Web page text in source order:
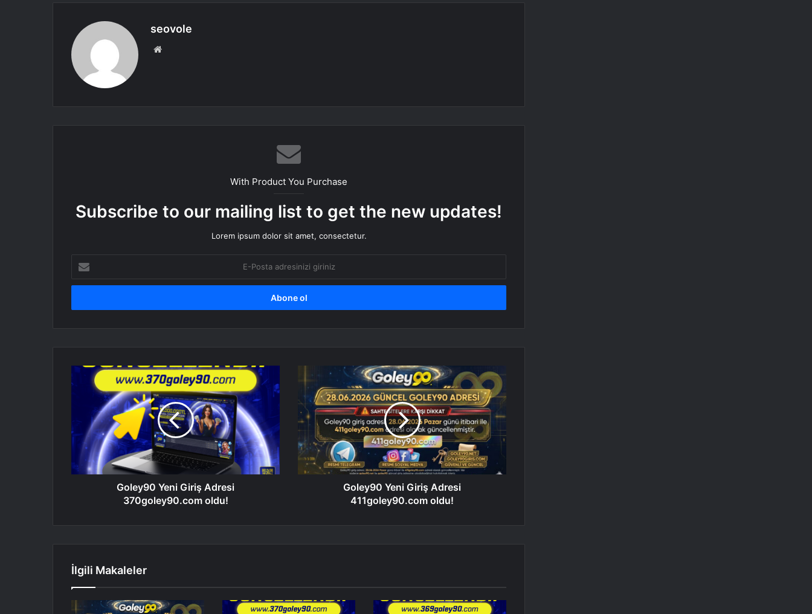
seovole
With Product You Purchase
Subscribe to our mailing list to get the new updates!
Lorem ipsum dolor sit amet, consectetur.
Posta
adresinizi
Goley90 Yeni Giriş Adresi
370goley90.com oldu!
Goley90 Yeni Giriş Adresi
411goley90.com oldu!
İlgili Makaleler